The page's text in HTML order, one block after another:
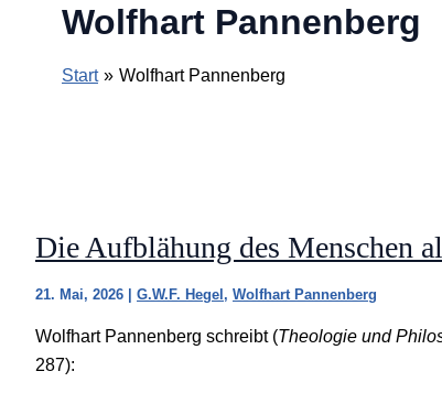
Wolfhart Pannenberg
Start Wolfhart Pannenberg
Die Aufblähung des Menschen
21. Mai, 2026 G.W.F. Hegel , Wolfhart Pannenberg
Wolfhart Pannenberg schreibt (Theologie und
287):